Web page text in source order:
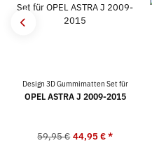
Design 3D Gummimatten Set für
OPEL ASTRA J 2009-2015
59,95 € 44,95 €*